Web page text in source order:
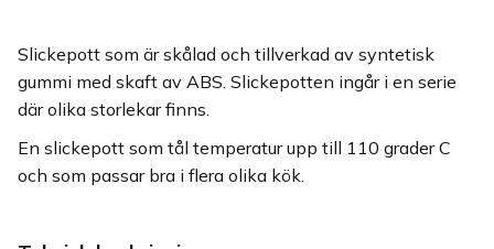
Slickepott som är skålad och tillverkad av syntetisk
gummi med skaft av ABS. Slickepotten ingår i en serie
där olika storlekar finns.
En slickepott som tål temperatur upp till 110 grader C
och som passar bra i flera olika kök.